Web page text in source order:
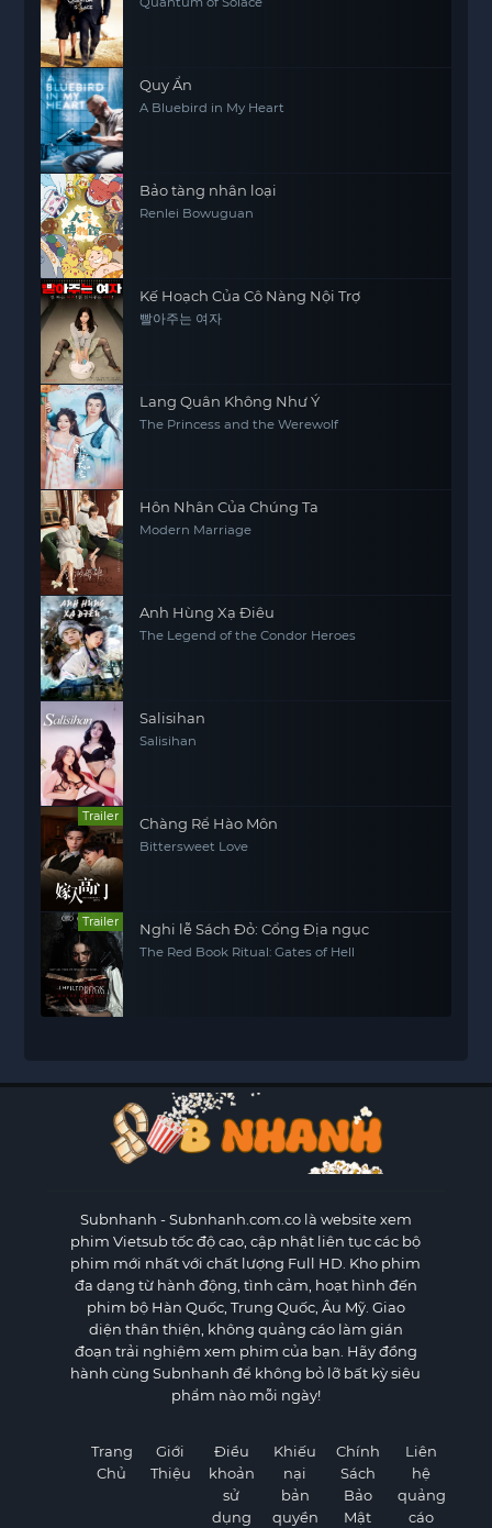
Quy Ẩn
A Bluebird in My Heart
Bảo tàng nhân loại
Renlei Bowuguan
Kế Hoạch Của Cô Nàng Nội Trợ
빨아주는 여자
Lang Quân Không Như Ý
The Princess and the Werewolf
Hôn Nhân Của Chúng Ta
Modern Marriage
Anh Hùng Xạ Điêu
The Legend of the Condor Heroes
Salisihan
Salisihan
Trailer Chàng Rể Hào Môn
Bittersweet Love
Trailer Nghi lễ Sách Đỏ: Cổng Địa ngục
The Red Book Ritual: Gates of Hell
Subnhanh - Subnhanh.com.co là website xem
phim Vietsub tốc độ cao, cập nhật liên tục các bộ
phim mới nhất với chất lượng Full HD. Kho phim
đa dạng từ hành động, tình cảm, hoạt hình đến
phim bộ Hàn Quốc, Trung Quốc, Âu Mỹ. Giao
diện thân thiện, không quảng cáo làm gián
đoạn trải nghiệm xem phim của bạn. Hãy đồng
hành cùng Subnhanh để không bỏ lỡ bất kỳ siêu
phẩm nào mỗi ngày!
Trang
Chủ
Giới
Thiệu
Điều
khoản
sử
dụng
Khiếu
nại
bản
quyền
Chính
Sách
Bảo
Mật
Liên
hệ
quảng
cáo